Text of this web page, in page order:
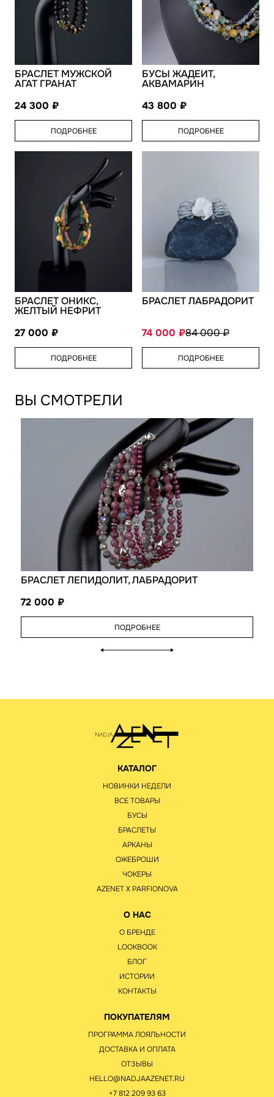
БРАСЛЕТ МУЖСКОЙ
АГАТ ГРАНАТ
24 300
ПОДРОБНЕЕ
БУСЫ ЖАДЕИТ,
АКВАМАРИН
43 800
ПОДРОБНЕЕ
БРАСЛЕТ ОНИКС,
ЖЕЛТЫЙ НЕФРИТ
27 000
ПОДРОБНЕЕ
БРАСЛЕТ ЛАБРАДОРИТ
74 000 84 000
ПОДРОБНЕЕ
ВЫ СМОТРЕЛИ
БРАСЛЕТ ЛЕПИДОЛИТ, ЛАБРАДОРИТ
72 000
ПОДРОБНЕЕ
КАТАЛОГ
НОВИНКИ НЕДЕЛИ
ВСЕ ТОВАРЫ
БУСЫ
БРАСЛЕТЫ
АРКАНЫ
ОЖЕБРОШИ
ЧОКЕРЫ
AZENET Х PARFIONOVA
О НАС
О БРЕНДЕ
LOOKBOOK
БЛОГ
ИСТОРИИ
КОНТАКТЫ
ПОКУПАТЕЛЯМ
ПРОГРАММА ЛОЯЛЬНОСТИ
ДОСТАВКА И ОПЛАТА
ОТЗЫВЫ
HELLO@NADJAAZENET.RU
+7 812 209 93 63